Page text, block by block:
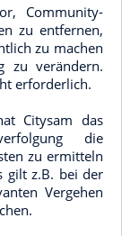
Community-
zu entfernen,
zu machen
zu verändern.
erforderlich.
Citysam das
die
zu ermitteln
gilt z.B. bei der
Vergehen